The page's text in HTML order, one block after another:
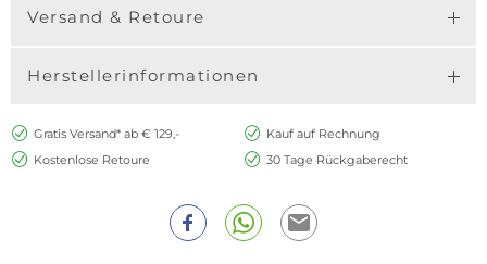
Versand & Retoure
Herstellerinformationen
Gratis Versand* ab € 129,-
Kauf auf Rechnung
Kostenlose Retoure
30 Tage Rückgaberecht